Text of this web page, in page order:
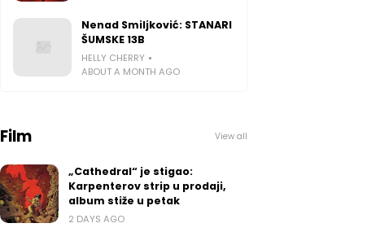
Nenad Smiljković: STANARI
ŠUMSKE 13B
HELLY CHERRY
ABOUT A MONTH AGO
Film View all
„Cathedral“ je stigao:
Karpenterov strip u prodaji,
album stiže u petak
2 DAYS AGO